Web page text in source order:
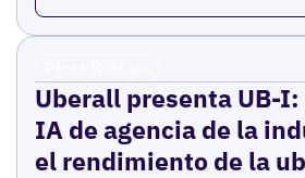
Uberall presenta UB-
IA de agencia de la
el rendimiento de la